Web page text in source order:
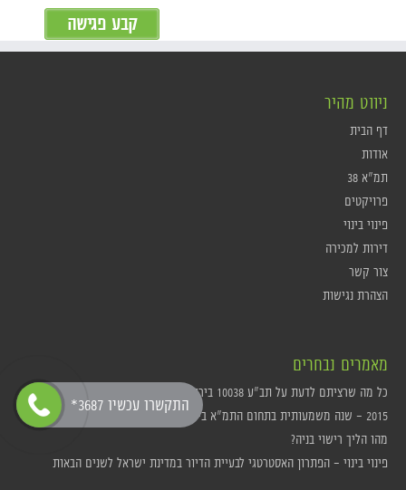
ניווט מהיר
דף הבית
אודות
תמ"א 38
פרויקטים
פינוי בינוי
דירות למכירה
צור קשר
הצהרת נגישות
מאמרים נבחרים
כל מה שרציתם לדעת על תב"ע 10038 בירושלים
2015 – שנה משמעותית בתחום התמ"א בירושלים
מהו הליך רישוי בניה?
פינוי בינוי – הפתרון האסטרטגי לבעיית הדיור במדינת ישראל לשנים הבאות
*התקשרו עכשיו 3687